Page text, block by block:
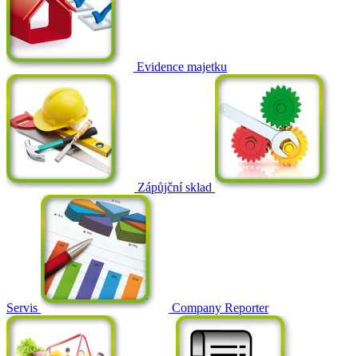
Evidence majetku
Zápůjční sklad
Servis Company Reporter